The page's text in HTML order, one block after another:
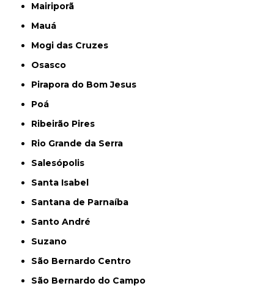
Mairiporã
Mauá
Mogi das Cruzes
Osasco
Pirapora do Bom Jesus
Poá
Ribeirão Pires
Rio Grande da Serra
Salesópolis
Santa Isabel
Santana de Parnaíba
Santo André
Suzano
São Bernardo Centro
São Bernardo do Campo